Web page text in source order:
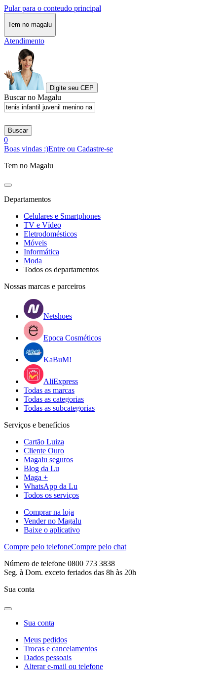
Pular para o conteudo principal
Tem no magalu
Atendimento
Digite seu CEP
Buscar no Magalu
Buscar
0
Boas vindas :)Entre ou Cadastre-se
Tem no Magalu
Departamentos
Celulares e Smartphones
TV e Vídeo
Eletrodomésticos
Móveis
Informática
Moda
Todos os departamentos
Nossas marcas e parceiros
Netshoes
Epoca Cosméticos
KaBuM!
AliExpress
Todas as marcas
Todas as categorias
Todas as subcategorias
Serviços e benefícios
Cartão Luiza
Cliente Ouro
Magalu seguros
Blog da Lu
Maga +
WhatsApp da Lu
Todos os serviços
Comprar na loja
Vender no Magalu
Baixe o aplicativo
Compre pelo telefoneCompre pelo chat
Número de telefone 0800 773 3838
Seg. à Dom. exceto feriados das 8h às 20h
Sua conta
Sua conta
Meus pedidos
Trocas e cancelamentos
Dados pessoais
Alterar e-mail ou telefone